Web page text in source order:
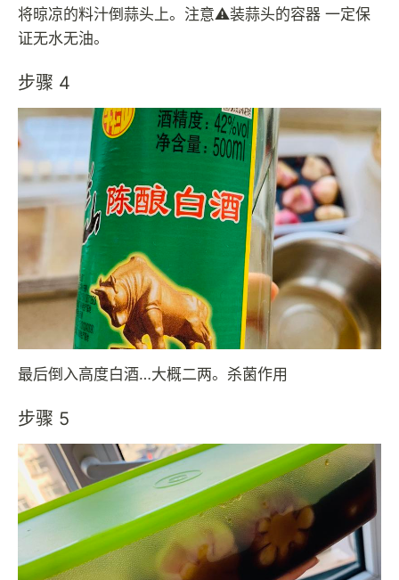
将晾凉的料汁倒蒜头上。注意⚠️装蒜头的容器 一定保
证无水无油。
步骤 4
最后倒入高度白酒…大概二两。杀菌作用
步骤 5